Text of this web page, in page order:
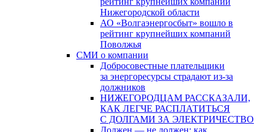
Нижегородской области
АО «Волгаэнергосбыт» вошло в
рейтинг крупнейших компаний
Поволжья
СМИ о компании
Добросовестные плательщики
за энергоресурсы страдают из-за
должников
НИЖЕГОРОДЦАМ РАССКАЗАЛИ,
КАК ЛЕГЧЕ РАСПЛАТИТЬСЯ
С ДОЛГАМИ ЗА ЭЛЕКТРИЧЕСТВО